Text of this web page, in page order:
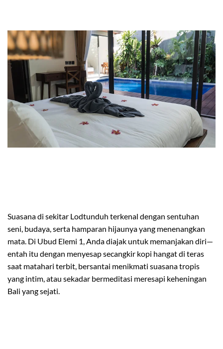
Suasana di sekitar Lodtunduh terkenal dengan sentuhan
seni, budaya, serta hamparan hijaunya yang menenangkan
mata. Di Ubud Elemi 1, Anda diajak untuk memanjakan diri—
entah itu dengan menyesap secangkir kopi hangat di teras
saat matahari terbit, bersantai menikmati suasana tropis
yang intim, atau sekadar bermeditasi meresapi keheningan
Bali yang sejati.